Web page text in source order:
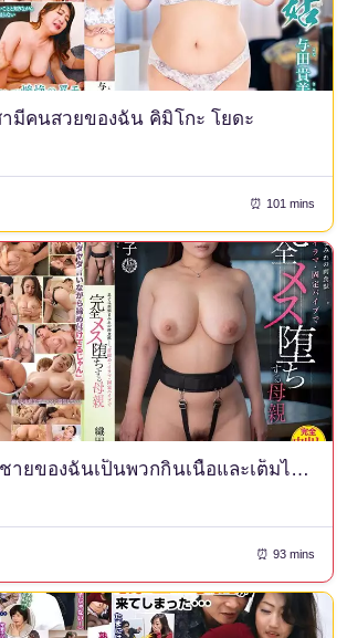
ามีคนสวยของฉัน คิมิโกะ โยดะ
⏰ 101 mins
VENX-305 ลูกชายของฉันเป็นพวกกินเนื้อและเต็มไปด้วยกิเลสตัณหา แม่มาโค โอดะ กลายเป็นคนสำส่อนเต็มตัวด้วยการบีบคอ กลืนลึก และเครื่องสั่นแบบฝังแน่น
⏰ 93 mins